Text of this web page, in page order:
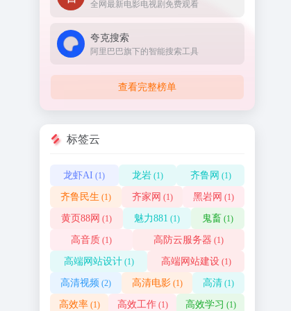
全网最新电影电视剧免费观看
夸克搜索
阿里巴巴旗下的智能搜索工具
查看完整榜单
标签云
龙虾AI (1) 龙岩 (1) 齐鲁网 (1)
齐鲁民生 (1) 齐家网 (1) 黑岩网 (1)
黄页88网 (1) 魅力881 (1) 鬼畜 (1)
高音质 (1) 高防云服务器 (1)
高端网站设计(1) 高端网站建设(1)
高清视频 (2) 高清电影(1) 高清 (1)
高效率(1) 高效工作(1) 高效学习 (1)